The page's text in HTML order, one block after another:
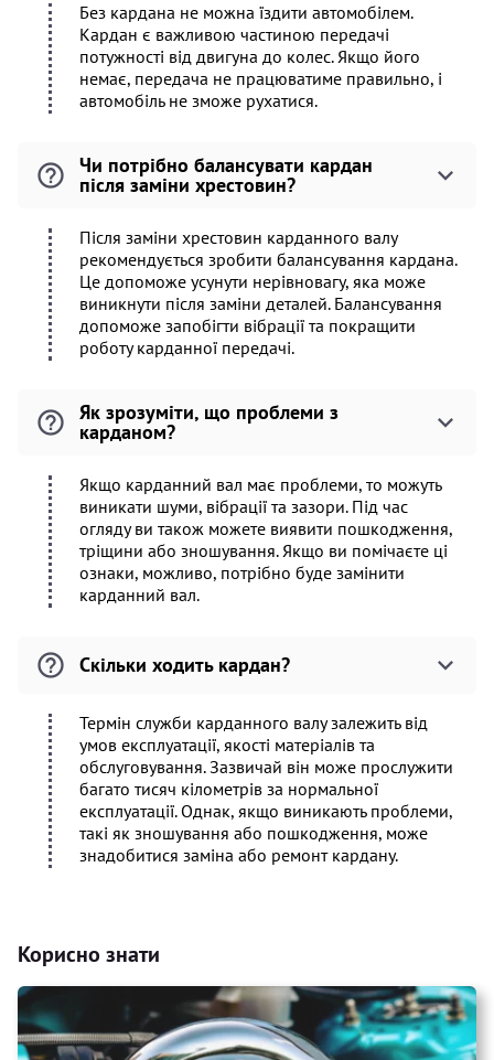
Без кардана не можна їздити автомобілем.
Кардан є важливою частиною передачі
потужності від двигуна до колес. Якщо його
немає, передача не працюватиме правильно, і
автомобіль не зможе рухатися.
Чи потрібно балансувати кардан
після заміни хрестовин?
Після заміни хрестовин карданного валу
рекомендується зробити балансування кардана.
Це допоможе усунути нерівновагу, яка може
виникнути після заміни деталей. Балансування
допоможе запобігти вібрації та покращити
роботу карданної передачі.
Як зрозуміти, що проблеми з
карданом?
Якщо карданний вал має проблеми, то можуть
виникати шуми, вібрації та зазори. Під час
огляду ви також можете виявити пошкодження,
тріщини або зношування. Якщо ви помічаєте ці
ознаки, можливо, потрібно буде замінити
карданний вал.
Скільки ходить кардан?
Термін служби карданного валу залежить від
умов експлуатації, якості матеріалів та
обслуговування. Зазвичай він може прослужити
багато тисяч кілометрів за нормальної
експлуатації. Однак, якщо виникають проблеми,
такі як зношування або пошкодження, може
знадобитися заміна або ремонт кардану.
Корисно знати